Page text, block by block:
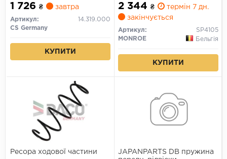
Germany
1 726 ₴ завтра
Артикул:
14.319.000
CS Germany
КУПИТИ
2.2D/3.5 01.09-12.16
2 344 ₴
термін 7 дн.
закінчується
Артикул:
SP4105
MONROE
Бельгія
КУПИТИ
Ресора ходової частини
JAPANPARTS DB пружина